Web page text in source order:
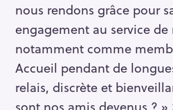
nous rendons grâce pour
engagement au service
notamment comme
Accueil pendant de
relais, discrète et